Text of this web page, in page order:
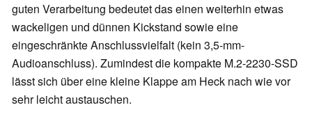
guten Verarbeitung bedeutet das einen weiterhin etwas
wackeligen und dünnen Kickstand sowie eine
eingeschränkte Anschlussvielfalt (kein 3,5-mm-
Audioanschluss). Zumindest die kompakte M.2-2230-SSD
lässt sich über eine kleine Klappe am Heck nach wie vor
sehr leicht austauschen.